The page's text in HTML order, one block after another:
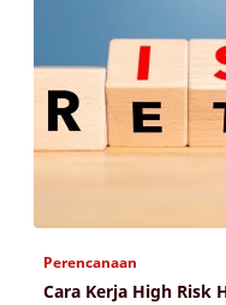
Perencanaan
Cara Kerja High Risk